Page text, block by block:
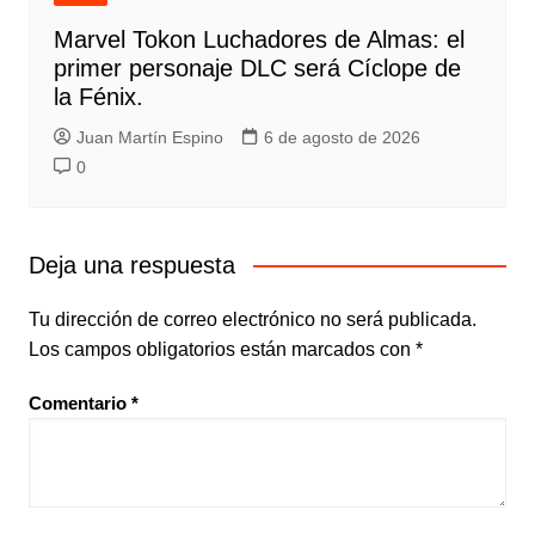
Marvel Tokon Luchadores de Almas: el
primer personaje DLC será Cíclope de
la Fénix.
Juan Martín Espino
6 de agosto de 2026
0
Deja una respuesta
Tu dirección de correo electrónico no será publicada.
Los campos obligatorios están marcados con *
Comentario *